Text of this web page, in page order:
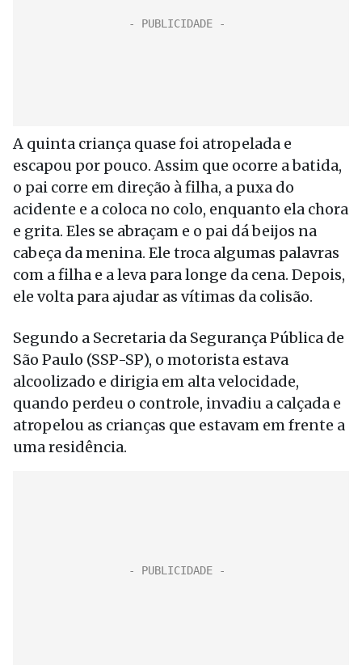
A quinta criança quase foi atropelada e
escapou por pouco. Assim que ocorre a batida,
o pai corre em direção à filha, a puxa do
acidente e a coloca no colo, enquanto ela chora
e grita. Eles se abraçam e o pai dá beijos na
cabeça da menina. Ele troca algumas palavras
com a filha e a leva para longe da cena. Depois,
ele volta para ajudar as vítimas da colisão.
Segundo a Secretaria da Segurança Pública de
São Paulo (SSP-SP), o motorista estava
alcoolizado e dirigia em alta velocidade,
quando perdeu o controle, invadiu a calçada e
atropelou as crianças que estavam em frente a
uma residência.